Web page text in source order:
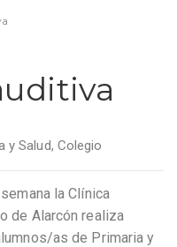
y Salud, Colegio
la Clínica
de Alarcón realiza
as de Primaria y